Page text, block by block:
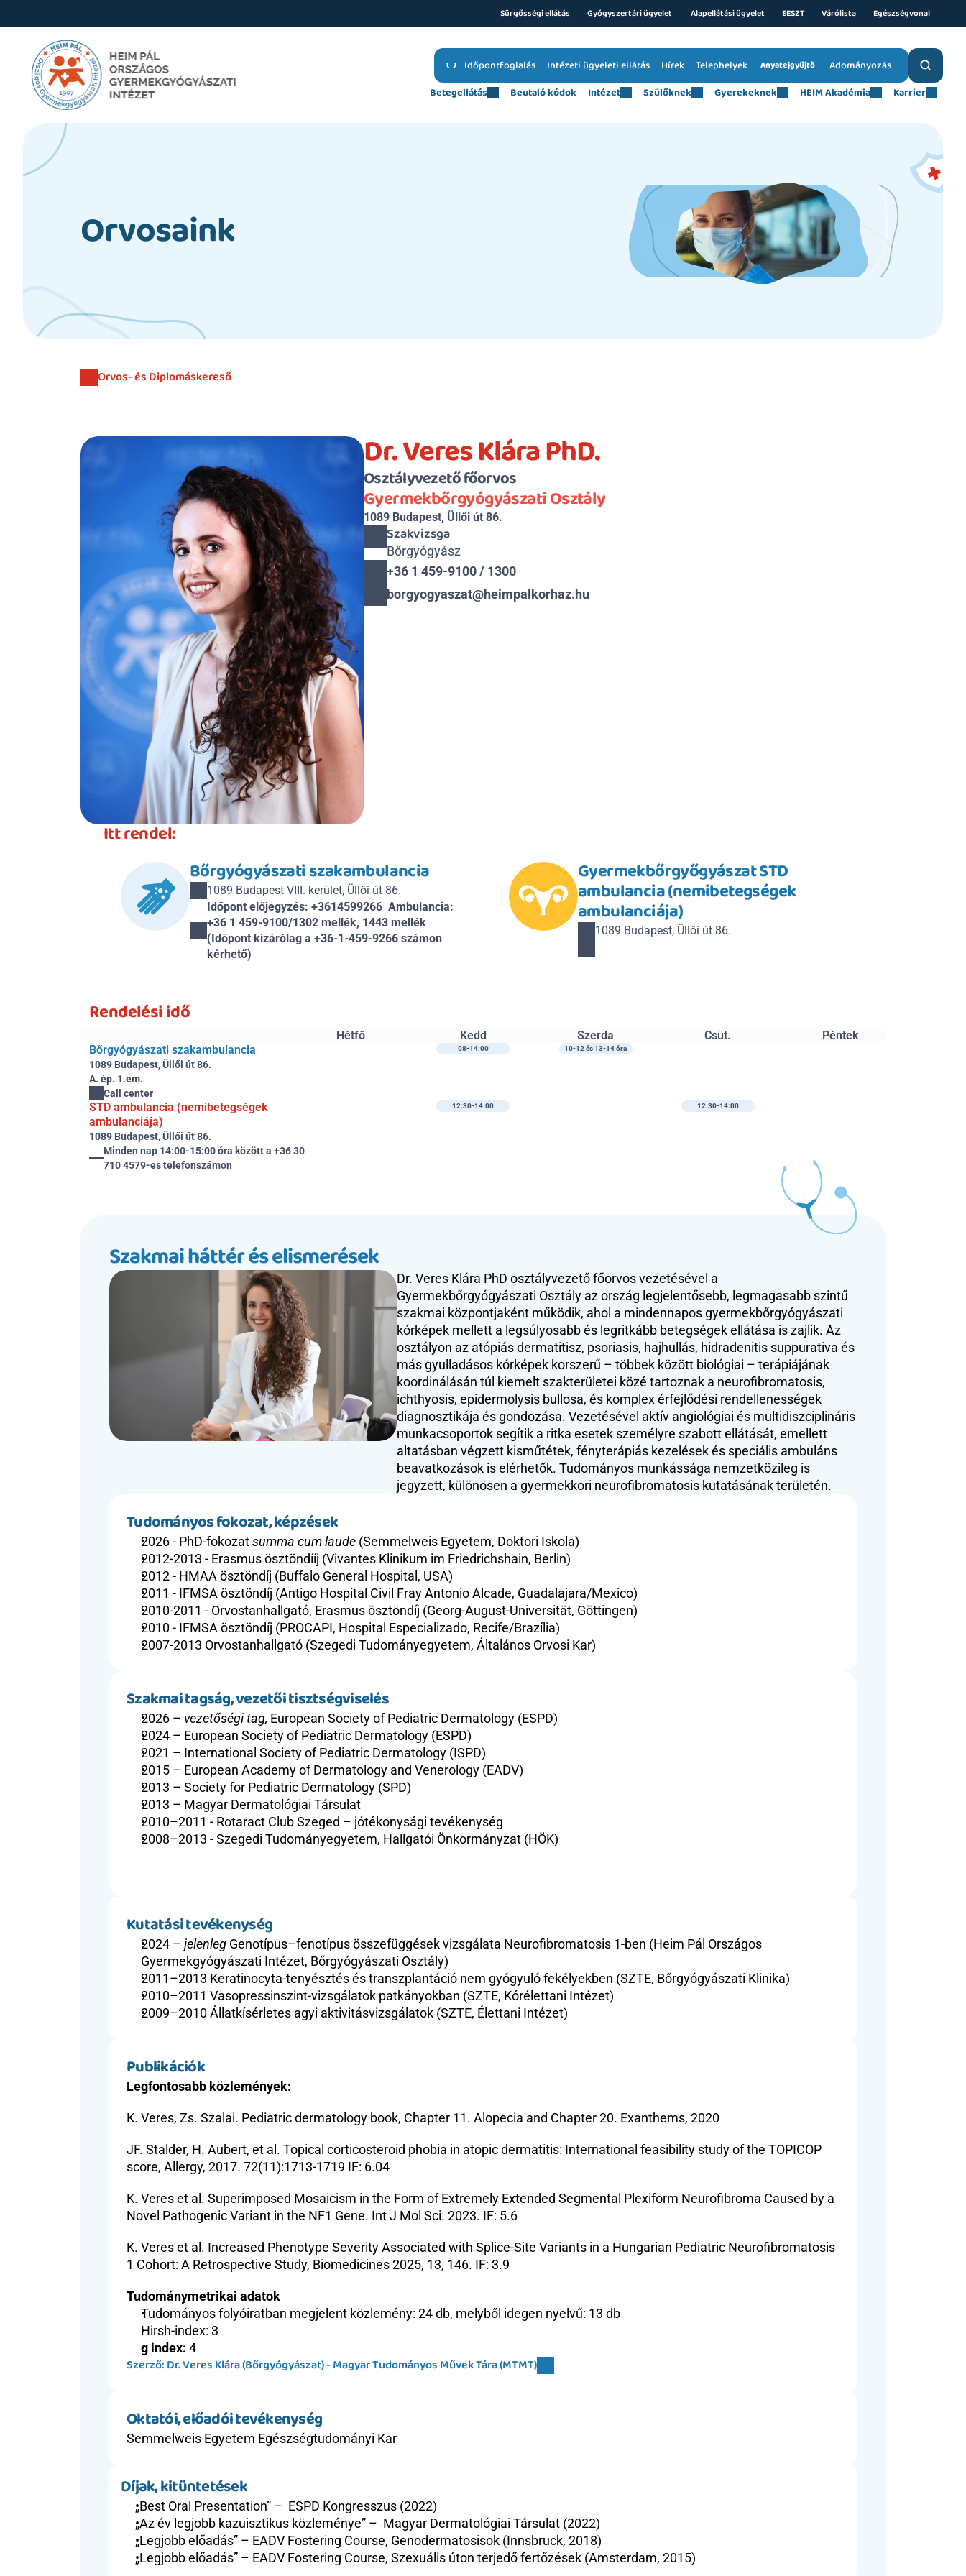
Sürgősségi ellátás Gyógyszertári ügyelet Alapellátási ügyelet EESZT Várólista Egészségvonal
Időpontfoglalás Intézeti ügyeleti ellátás Telephelyek Anyatejgyűjtő Adományozás
Hírek
Betegellátás
Beutaló kódok Intézet Szülőknek Gyerekeknek HEIM Akadémia Karrier
Orvosaink
Orvos- és Diplomáskereső
Dr. Veres Klára PhD.
Osztályvezető főorvos
Gyermekbőrgyógyászati Osztály
1089 Budapest, Üllői út 86.
Szakvizsga
Bőrgyógyász
+36 1 459-9100 / 1300
borgyogyaszat@heimpalkorhaz.hu
Itt rendel:
Bőrgyógyászati szakambulancia
1089 Budapest VIII. kerület, Üllői út 86.
Időpont előjegyzés: +3614599266  Ambulancia:
+36 1 459-9100/1302 mellék, 1443 mellék
(Időpont kizárólag a +36-1-459-9266 számon
kérhető)
Gyermekbőrgyőgyászat STD
ambulancia (nemibetegségek
ambulanciája)
1089 Budapest, Üllői út 86.
Rendelési idő
Hétfő Kedd Szerda Csüt.
Péntek
Bőrgyógyászati szakambulancia
1089 Budapest, Üllői út 86.
A. ép. 1.em.
Call center
08-14:00 10-12 és 13-14 óra
STD ambulancia (nemibetegségek
ambulanciája)
1089 Budapest, Üllői út 86.
Minden nap 14:00-15:00 óra között a +36 30
710 4579-es telefonszámon
12:30-14:00 12:30-14:00
Szakmai háttér és elismerések
Dr. Veres Klára PhD osztályvezető főorvos vezetésével a
Gyermekbőrgyógyászati Osztály az ország legjelentősebb, legmagasabb szintű
szakmai központjaként működik, ahol a mindennapos gyermekbőrgyógyászati
kórképek mellett a legsúlyosabb és legritkább betegségek ellátása is zajlik. Az
osztályon az atópiás dermatitisz, psoriasis, hajhullás, hidradenitis suppurativa és
más gyulladásos kórképek korszerű – többek között biológiai – terápiájának
koordinálásán túl kiemelt szakterületei közé tartoznak a neurofibromatosis,
ichthyosis, epidermolysis bullosa, és komplex érfejlődési rendellenességek
diagnosztikája és gondozása. Vezetésével aktív angiológiai és multidiszciplináris
munkacsoportok segítik a ritka esetek személyre szabott ellátását, emellett
altatásban végzett kisműtétek, fényterápiás kezelések és speciális ambuláns
beavatkozások is elérhetők. Tudományos munkássága nemzetközileg is
jegyzett, különösen a gyermekkori neurofibromatosis kutatásának területén.
Tudományos fokozat, képzések
2026 - PhD-fokozat summa cum laude (Semmelweis Egyetem, Doktori Iskola)
2012-2013 - Erasmus ösztöndííj (Vivantes Klinikum im Friedrichshain, Berlin)
2012 - HMAA ösztöndíj (Buffalo General Hospital, USA)
2011 - IFMSA ösztöndíj (Antigo Hospital Civil Fray Antonio Alcade, Guadalajara/Mexico)
2010-2011 - Orvostanhallgató, Erasmus ösztöndíj (Georg-August-Universität, Göttingen)
2010 - IFMSA ösztöndíj (PROCAPI, Hospital Especializado, Recife/Brazília)
2007-2013 Orvostanhallgató (Szegedi Tudományegyetem, Általános Orvosi Kar)
Szakmai tagság, vezetői tisztségviselés
2026 – vezetőségi tag, European Society of Pediatric Dermatology (ESPD)
2024 – European Society of Pediatric Dermatology (ESPD)
2021 – International Society of Pediatric Dermatology (ISPD)
2015 – European Academy of Dermatology and Venerology (EADV)
2013 – Society for Pediatric Dermatology (SPD)
2013 – Magyar Dermatológiai Társulat
2010–2011 - Rotaract Club Szeged – jótékonysági tevékenység
2008–2013 - Szegedi Tudományegyetem, Hallgatói Önkormányzat (HÖK)
Kutatási tevékenység
2024 – jelenleg Genotípus–fenotípus összefüggések vizsgálata Neurofibromatosis 1-ben (Heim Pál Országos
Gyermekgyógyászati Intézet, Bőrgyógyászati Osztály)
2011–2013 Keratinocyta-tenyésztés és transzplantáció nem gyógyuló fekélyekben (SZTE, Bőrgyógyászati Klinika)
2010–2011 Vasopressinszint-vizsgálatok patkányokban (SZTE, Kórélettani Intézet)
2009–2010 Állatkísérletes agyi aktivitásvizsgálatok (SZTE, Élettani Intézet)
Publikációk
Legfontosabb közlemények:
K. Veres, Zs. Szalai. Pediatric dermatology book, Chapter 11. Alopecia and Chapter 20. Exanthems, 2020
JF. Stalder, H. Aubert, et al. Topical corticosteroid phobia in atopic dermatitis: International feasibility study of the TOPICOP
score, Allergy, 2017. 72(11):1713-1719 IF: 6.04
K. Veres et al. Superimposed Mosaicism in the Form of Extremely Extended Segmental Plexiform Neurofibroma Caused by a
Novel Pathogenic Variant in the NF1 Gene. Int J Mol Sci. 2023. IF: 5.6
K. Veres et al. Increased Phenotype Severity Associated with Splice-Site Variants in a Hungarian Pediatric Neurofibromatosis
1 Cohort: A Retrospective Study, Biomedicines 2025, 13, 146. IF: 3.9
Tudománymetrikai adatok
Tudományos folyóiratban megjelent közlemény: 24 db, melyből idegen nyelvű: 13 db
Hirsh-index: 3
g index: 4
Szerző: Dr. Veres Klára (Bőrgyógyászat) - Magyar Tudományos Művek Tára (MTMT)
Oktatói, előadói tevékenység
Semmelweis Egyetem Egészségtudományi Kar
Díjak, kitüntetések
„Best Oral Presentation” –  ESPD Kongresszus (2022)
„Az év legjobb kazuisztikus közleménye” –  Magyar Dermatológiai Társulat (2022)
„Legjobb előadás” – EADV Fostering Course, Genodermatosisok (Innsbruck, 2018)